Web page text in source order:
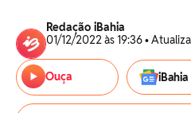
Redação iBahia
01/12/2022 às 19:36 •
Ouça